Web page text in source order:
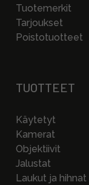
Tuotemerkit
Tarjoukset
Poistotuotteet
TUOTTEET
Käytetyt
Kamerat
Objektiivit
Jalustat
Laukut ja hihnat